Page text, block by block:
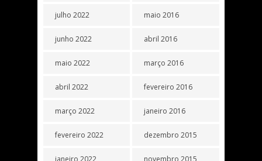
julho 2022
junho 2022
maio 2022
abril 2022
março 2022
fevereiro 2022
janeiro 2022
maio 2016
abril 2016
março 2016
fevereiro 2016
janeiro 2016
dezembro 2015
novembro 2015